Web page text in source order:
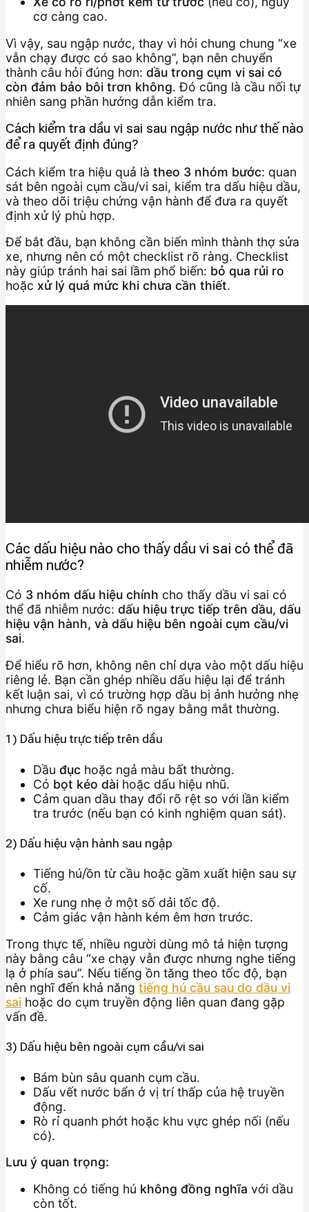
cơ càng cao.
Vì vậy, sau ngập nước, thay vì hỏi chung chung “xe
vẫn chạy được có sao không”, bạn nên chuyển
thành câu hỏi đúng hơn: dầu trong cụm vi sai có
còn đảm bảo bôi trơn không. Đó cũng là cầu nối tự
nhiên sang phần hướng dẫn kiểm tra.
Cách kiểm tra dầu vi sai sau ngập nước như thế nào
để ra quyết định đúng?
Cách kiểm tra hiệu quả là theo 3 nhóm bước: quan
sát bên ngoài cụm cầu/vi sai, kiểm tra dấu hiệu dầu,
và theo dõi triệu chứng vận hành để đưa ra quyết
định xử lý phù hợp.
Để bắt đầu, bạn không cần biến mình thành thợ sửa
xe, nhưng nên có một checklist rõ ràng. Checklist
này giúp tránh hai sai lầm phổ biến: bỏ qua rủi ro
hoặc xử lý quá mức khi chưa cần thiết.
Các dấu hiệu nào cho thấy dầu vi sai có thể đã
nhiễm nước?
Có 3 nhóm dấu hiệu chính cho thấy dầu vi sai có
thể đã nhiễm nước: dấu hiệu trực tiếp trên dầu, dấu
hiệu vận hành, và dấu hiệu bên ngoài cụm cầu/vi
sai.
Để hiểu rõ hơn, không nên chỉ dựa vào một dấu hiệu
riêng lẻ. Bạn cần ghép nhiều dấu hiệu lại để tránh
kết luận sai, vì có trường hợp dầu bị ảnh hưởng nhẹ
nhưng chưa biểu hiện rõ ngay bằng mắt thường.
1) Dấu hiệu trực tiếp trên dầu
Dầu đục hoặc ngả màu bất thường.
Có bọt kéo dài hoặc dấu hiệu nhũ.
Cảm quan dầu thay đổi rõ rệt so với lần kiểm
tra trước (nếu bạn có kinh nghiệm quan sát).
2) Dấu hiệu vận hành sau ngập
Tiếng hú/ồn từ cầu hoặc gầm xuất hiện sau sự
cố.
Xe rung nhẹ ở một số dải tốc độ.
Cảm giác vận hành kém êm hơn trước.
Trong thực tế, nhiều người dùng mô tả hiện tượng
này bằng câu “xe chạy vẫn được nhưng nghe tiếng
lạ ở phía sau”. Nếu tiếng ồn tăng theo tốc độ, bạn
nên nghĩ đến khả năng tiếng hú cầu sau do dầu vi
sai hoặc do cụm truyền động liên quan đang gặp
vấn đề.
3) Dấu hiệu bên ngoài cụm cầu/vi sai
Bám bùn sâu quanh cụm cầu.
Dấu vết nước bẩn ở vị trí thấp của hệ truyền
động.
Rò rỉ quanh phớt hoặc khu vực ghép nối (nếu
có).
Lưu ý quan trọng:
Không có tiếng hú không đồng nghĩa với dầu
còn tốt.